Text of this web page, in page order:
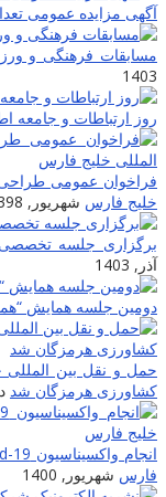
آگهی مزایده عمومی تعداد ۹دستگاه
مسابقات فرهنگی و
1403
روز ارتباطات و جامعه
فراخوان عمومی
خلیج فارس شهریور, 1398
برگزاری جلسه
آذر, 1403
دومین جلسه همایش
حمل و نقل بین
کشاورزی هرمزگان شد
فارس شهریور, 1400